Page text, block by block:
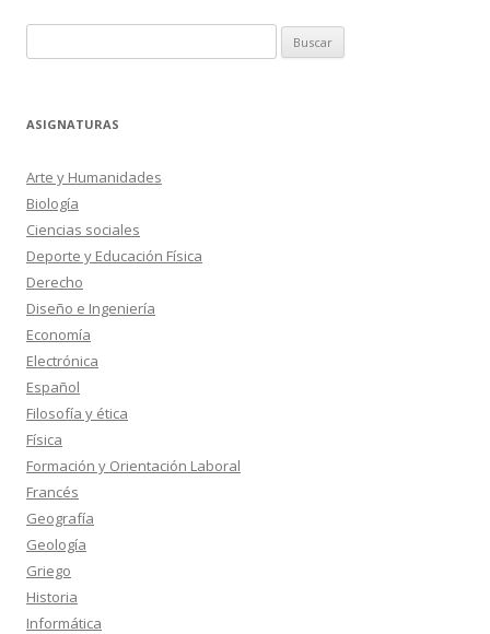
ASIGNATURAS
Arte y Humanidades
Biología
Ciencias sociales
Deporte y Educación Física
Derecho
Diseño e Ingeniería
Economía
Electrónica
Español
Filosofía y ética
Física
Formación y Orientación Laboral
Francés
Geografía
Geología
Griego
Historia
Informática